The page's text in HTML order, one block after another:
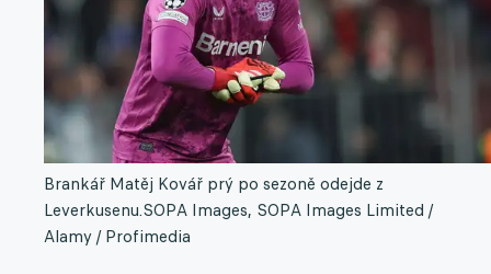
Brankář Matěj Kovář prý po sezoně odejde z
Leverkusenu.SOPA Images, SOPA Images Limited /
Alamy / Profimedia